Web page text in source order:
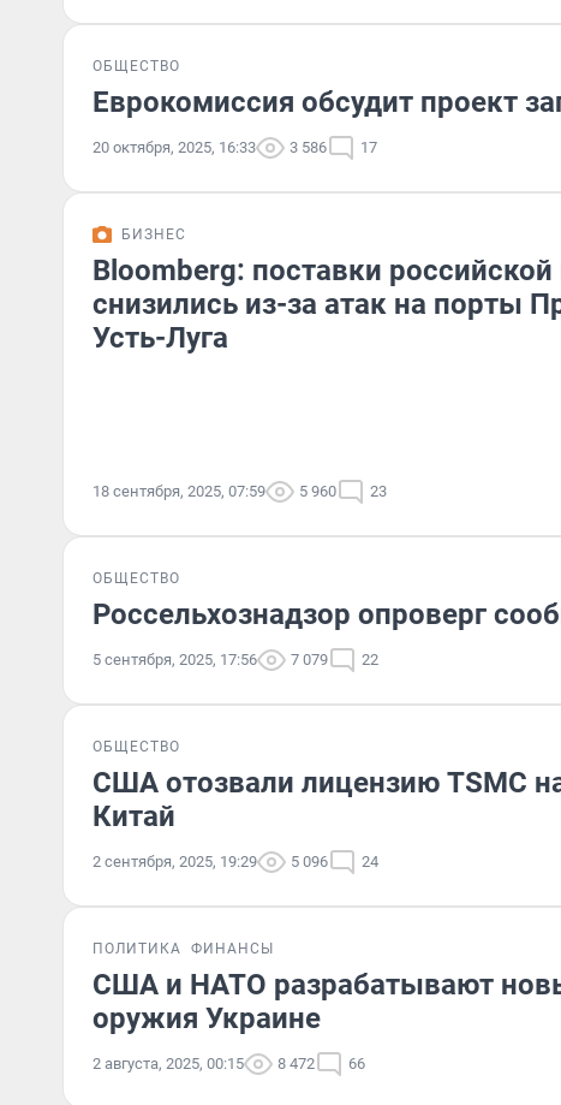
ОБЩЕСТВО
Еврокомиссия обсудит проект
20 октября, 2025, 16:33 3 586 17
БИЗНЕС
Bloomberg: поставки
снизились из-за атак на порты
Усть-Луга
18 сентября, 2025, 07:59 5 960 23
ОБЩЕСТВО
Россельхознадзор опроверг
5 сентября, 2025, 17:56 7 079 22
ОБЩЕСТВО
США отозвали лицензию TSMC
Китай
2 сентября, 2025, 19:29 5 096 24
ПОЛИТИКА ФИНАНСЫ
США и НАТО разрабатывают
оружия Украине
2 августа, 2025, 00:15 8 472 66